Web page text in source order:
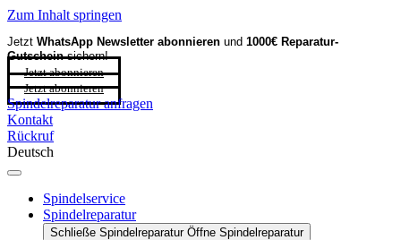
Zum Inhalt springen
Jetzt WhatsApp Newsletter abonnieren und 1000€ Reparatur-
Gutscheinsichern!
Jetzt abonnieren
Jetzt abonnieren
Spindelreparatur anfragen
Kontakt
Rückruf
Deutsch
Spindelservice
Spindelreparatur
Schließe Spindelreparatur Öffne Spindelreparatur